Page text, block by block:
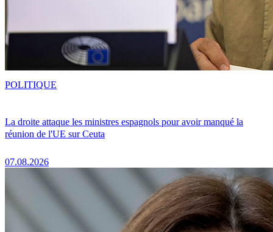
La droite attaque les ministres espagnols pour avoir manqué la
réunion de l'UE sur Ceuta
07.08.2026
POLITIQUE